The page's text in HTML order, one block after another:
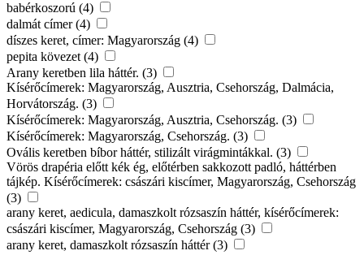
babérkoszorú (4)
dalmát címer (4)
díszes keret, címer: Magyarország (4)
pepita kövezet (4)
Arany keretben lila háttér. (3)
Kísérőcímerek: Magyarország, Ausztria, Csehország, Dalmácia,
Horvátország. (3)
Kísérőcímerek: Magyarország, Ausztria, Csehország. (3)
Kísérőcímerek: Magyarország, Csehország. (3)
Ovális keretben bíbor háttér, stilizált virágmintákkal. (3)
Vörös drapéria előtt kék ég, előtérben sakkozott padló, háttérben
tájkép. Kísérőcímerek: császári kiscímer, Magyarország, Csehország
(3)
arany keret, aedicula, damaszkolt rózsaszín háttér, kísérőcímerek:
császári kiscímer, Magyarország, Csehország (3)
arany keret, damaszkolt rózsaszín háttér (3)